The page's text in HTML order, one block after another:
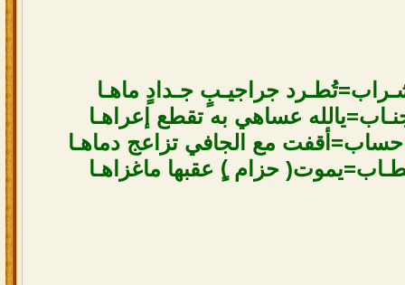
جراجيـبٍ جـدادٍ ماهـا
عساهي به تقطع إعراهـا
مع الجافي تزاعج دماهـا
حزام )ٍ عقبها ماغزاهـا